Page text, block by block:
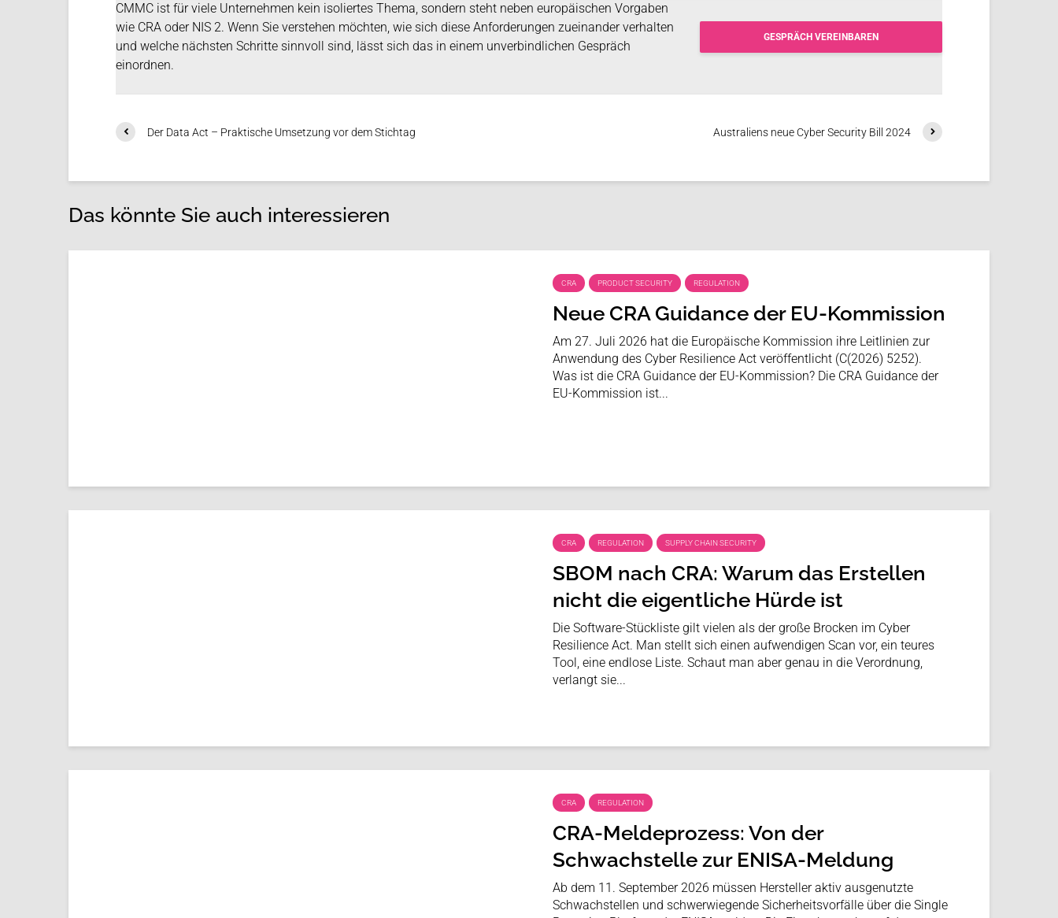
CMMC ist für viele Unternehmen kein isoliertes Thema, sondern steht neben europäischen Vorgaben
wie CRA oder NIS 2. Wenn Sie verstehen möchten, wie sich diese Anforderungen zueinander verhalten
und welche nächsten Schritte sinnvoll sind, lässt sich das in einem unverbindlichen Gespräch
einordnen.
GESPRÄCH VEREINBAREN
Der Data Act – Praktische Umsetzung vor dem Stichtag Australiens neue Cyber Security Bill 2024
Das könnte Sie auch interessieren
CRA PRODUCT SECURITY REGULATION
Neue CRA Guidance der EU-Kommission
Am 27. Juli 2026 hat die Europäische Kommission ihre Leitlinien zur
Anwendung des Cyber Resilience Act veröffentlicht (C(2026) 5252).
Was ist die CRA Guidance der EU-Kommission? Die CRA Guidance der
EU-Kommission ist...
CRA REGULATION SUPPLY CHAIN SECURITY
SBOM nach CRA: Warum das Erstellen
nicht die eigentliche Hürde ist
Die Software-Stückliste gilt vielen als der große Brocken im Cyber
Resilience Act. Man stellt sich einen aufwendigen Scan vor, ein teures
Tool, eine endlose Liste. Schaut man aber genau in die Verordnung,
verlangt sie...
CRA REGULATION
CRA-Meldeprozess: Von der
Schwachstelle zur ENISA-Meldung
Ab dem 11. September 2026 müssen Hersteller aktiv ausgenutzte
Schwachstellen und schwerwiegende Sicherheitsvorfälle über die Single